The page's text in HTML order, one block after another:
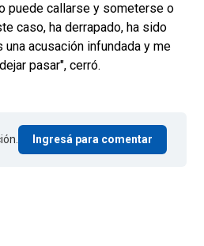
puede callarse y someterse o
caso, ha derrapado, ha sido
acusación infundada y me
pasar", cerró.
Ingresá para comentar